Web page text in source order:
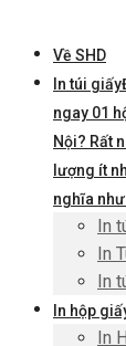
Về SHD
In túi giấy
ngay 01
Nội? Rất
lượng ít
nghĩa
In
In
In
In hộp
In